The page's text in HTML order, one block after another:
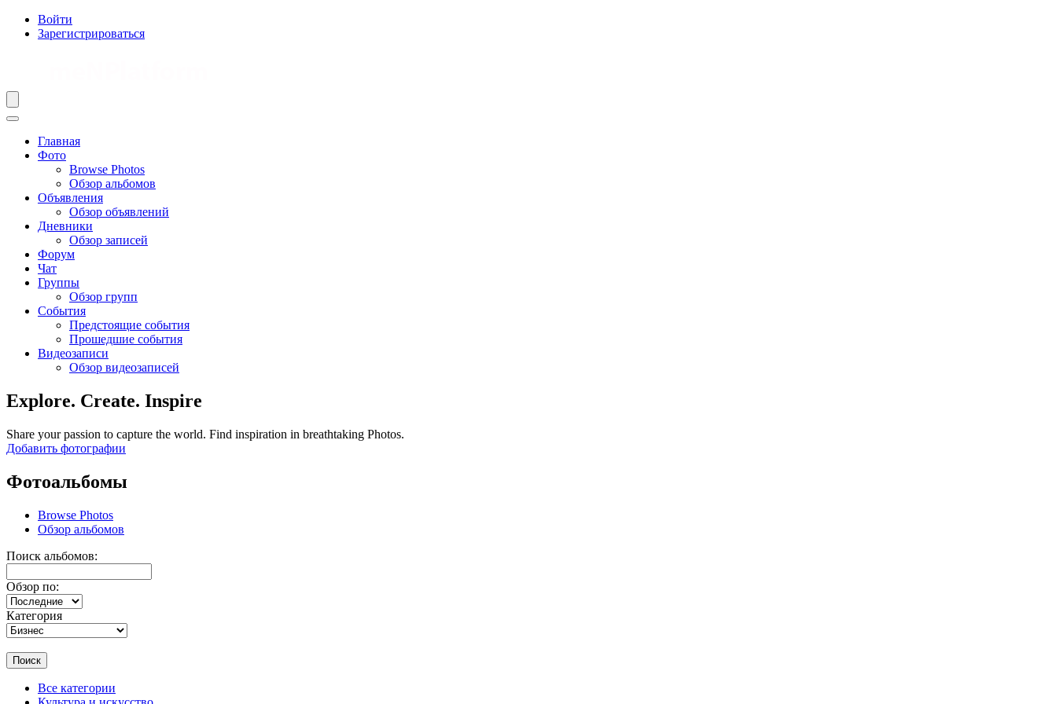
Войти
Зарегистрироваться
Главная
Фото
Browse Photos
Обзор альбомов
Объявления
Обзор объявлений
Дневники
Обзор записей
Форум
Чат
Группы
Обзор групп
События
Предстоящие события
Прошедшие события
Видеозаписи
Обзор видеозаписей
Explore. Create. Inspire
Share your passion to capture the world. Find inspiration in breathtaking Photos.
Добавить фотографии
Фотоальбомы
Browse Photos
Обзор альбомов
Поиск альбомов:
Обзор по:
Категория
Поиск
Все категории